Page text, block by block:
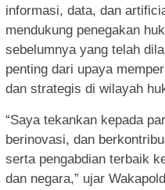
informasi, data, dan
mendukung penegakan
sebelumnya yang telah
penting dari upaya
dan strategis di wilayah
“Saya tekankan kepada
berinovasi, dan
serta pengabdian terbaik
dan negara,” ujar